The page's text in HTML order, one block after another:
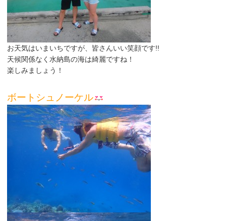
お天気はいまいちですが、皆さんいい笑顔です!!
天候関係なく水納島の海は綺麗ですね！
楽しみましょう！
ボートシュノーケル